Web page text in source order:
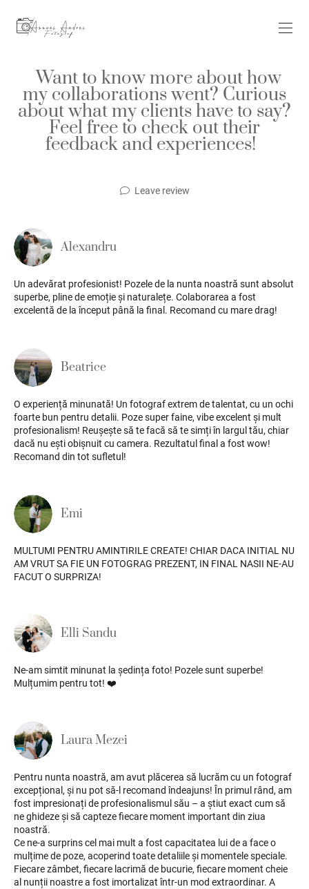
Want to know more about how
my collaborations went? Curious
about what my clients have to say?
Feel free to check out their
feedback and experiences!
Leave review
Alexandru
Un adevărat profesionist! Pozele de la nunta noastră sunt absolut
superbe, pline de emoție și naturalețe. Colaborarea a fost
excelentă de la început până la final. Recomand cu mare drag!
Beatrice
O experiență minunată! Un fotograf extrem de talentat, cu un ochi
foarte bun pentru detalii. Poze super faine, vibe excelent și mult
profesionalism! Reușește să te facă să te simți în largul tău, chiar
dacă nu ești obișnuit cu camera. Rezultatul final a fost wow!
Recomand din tot sufletul!
Emi
MULTUMI PENTRU AMINTIRILE CREATE! CHIAR DACA INITIAL NU
AM VRUT SA FIE UN FOTOGRAG PREZENT, IN FINAL NASII NE-AU
FACUT O SURPRIZA!
Elli Sandu
Ne-am simtit minunat la ședința foto! Pozele sunt superbe!
Mulțumim pentru tot! ❤️
Laura Mezei
Pentru nunta noastră, am avut plăcerea să lucrăm cu un fotograf
excepțional, și nu pot să-l recomand îndeajuns! În primul rând, am
fost impresionați de profesionalismul său – a știut exact cum să
ne ghideze și să capteze fiecare moment important din ziua
noastră.
Ce ne-a surprins cel mai mult a fost capacitatea lui de a face o
mulțime de poze, acoperind toate detaliile și momentele speciale.
Fiecare zâmbet, fiecare lacrimă de bucurie, fiecare moment cheie
al nunții noastre a fost imortalizat într-un mod extraordinar. A